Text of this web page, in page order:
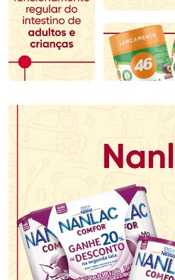
Comprar sem Desconto
Por R$ 80,99/cada
Comprar sem Desconto
Por R$ 80,99/cada